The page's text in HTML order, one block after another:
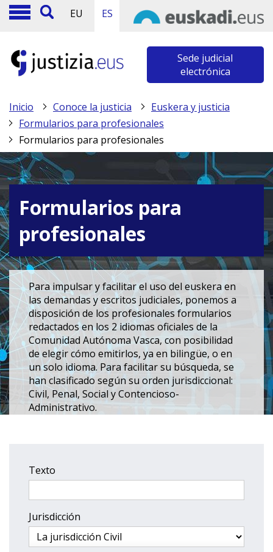
EU ES
Sede judicial
electrónica
Inicio Conoce la justicia
Euskera y justicia
Formularios para profesionales
Formularios para profesionales
Formularios para
profesionales
Para impulsar y facilitar el uso del euskera en
las demandas y escritos judiciales, ponemos a
disposición de los profesionales formularios
redactados en los 2 idiomas oficiales de la
Comunidad Autónoma Vasca, con posibilidad
de elegir cómo emitirlos, ya en bilingüe, o en
un solo idioma. Para facilitar su búsqueda, se
han clasificado según su orden jurisdiccional:
Civil, Penal, Social y Contencioso-
Administrativo.
Texto
Jurisdicción